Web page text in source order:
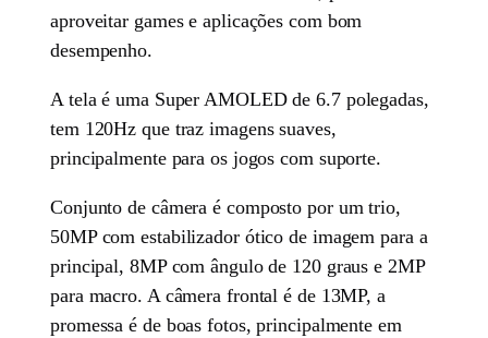
aproveitar games e aplicações com bom
desempenho.
A tela é uma Super AMOLED de 6.7 polegadas,
tem 120Hz que traz imagens suaves,
principalmente para os jogos com suporte.
Conjunto de câmera é composto por um trio,
50MP com estabilizador ótico de imagem para a
principal, 8MP com ângulo de 120 graus e 2MP
para macro. A câmera frontal é de 13MP, a
promessa é de boas fotos, principalmente em